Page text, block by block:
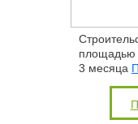
площадью
3 месяца